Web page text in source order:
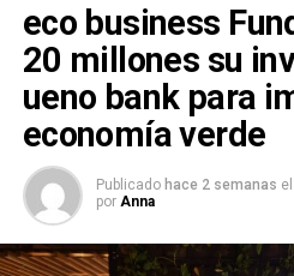
eco business
20 millones su
ueno bank para
economía verde
Publicado hace 2 semanas el
por Anna